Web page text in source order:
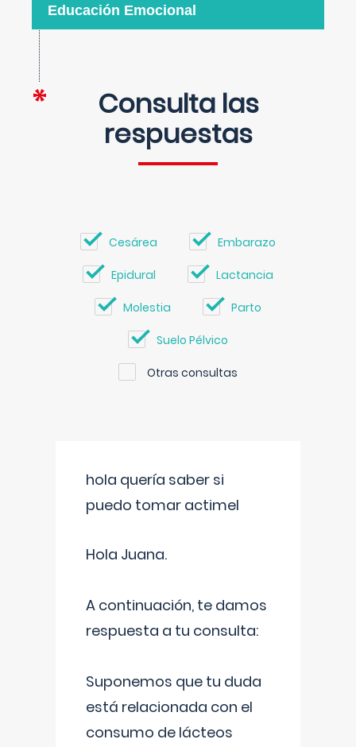
Educación Emocional
Consulta las
respuestas
Cesárea Embarazo
Epidural Lactancia
Molestia Parto
Suelo Pélvico
Otras consultas
hola quería saber si
puedo tomar actimel
Hola Juana.
A continuación, te damos
respuesta a tu consulta:
Suponemos que tu duda
está relacionada con el
consumo de lácteos